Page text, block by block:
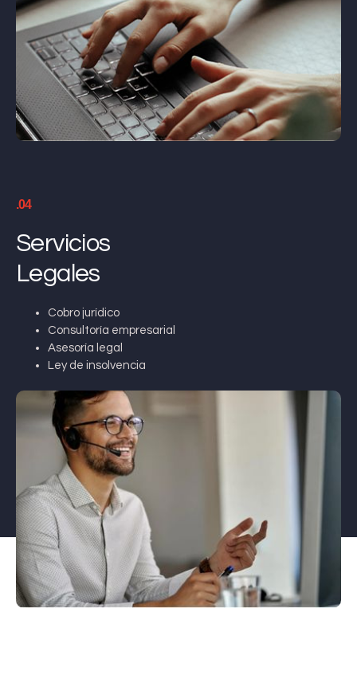
.04
Servicios
Legales
Cobro jurídico
Consultoría empresarial
Asesoría legal
Ley de insolvencia